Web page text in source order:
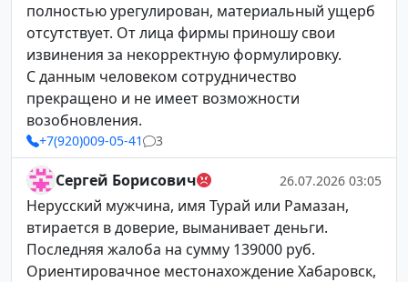
полностью урегулирован, материальный ущерб
отсутствует. От лица фирмы приношу свои
извинения за некорректную формулировку.
С данным человеком сотрудничество
прекращено и не имеет возможности
возобновления.
+7(920)009-05-41 3
Сергей Борисович 26.07.2026 03:05
Нерусский мужчина, имя Турай или Рамазан,
втирается в доверие, выманивает деньги.
Последняя жалоба на сумму 139000 руб.
Ориентировачное местонахождение Хабаровск,